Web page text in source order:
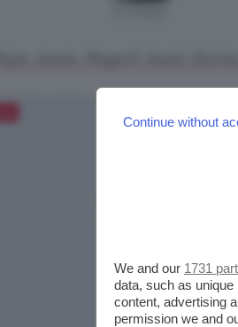
Continue without
We and our 1731
data, such as
content, advertising
permission we and